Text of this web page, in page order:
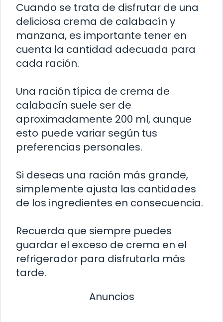
Cuando se trata de disfrutar de una
deliciosa crema de calabacín y
manzana, es importante tener en
cuenta la cantidad adecuada para
cada ración.
Una ración típica de crema de
calabacín suele ser de
aproximadamente 200 ml, aunque
esto puede variar según tus
preferencias personales.
Si deseas una ración más grande,
simplemente ajusta las cantidades
de los ingredientes en consecuencia.
Recuerda que siempre puedes
guardar el exceso de crema en el
refrigerador para disfrutarla más
tarde.
Anuncios